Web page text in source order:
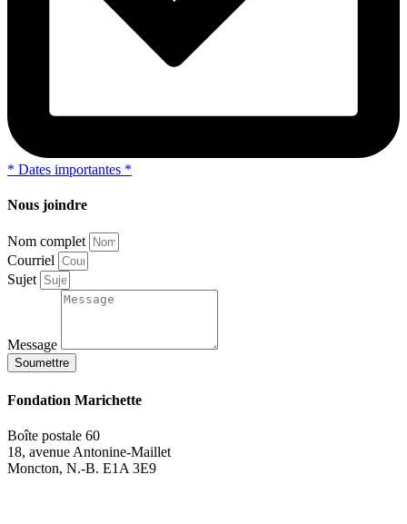
* Dates importantes *
Nous joindre
Nom complet
Courriel
Sujet
Message
Soumettre
Fondation Marichette
Boîte postale 60
18, avenue Antonine-Maillet
Moncton, N.-B. E1A 3E9